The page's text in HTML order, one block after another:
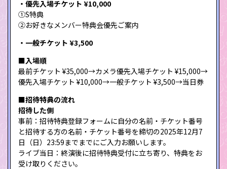
・優先入場チケット ¥10,000
①S特典
②お好きなメンバー特典会優先ご案内
・一般チケット ¥3,500
■入場順
最前チケット ¥35,000→カメラ優先入場チケット ¥15,000→
優先入場チケット ¥10,000→一般チケット ¥3,500→当日券
■招待特典の流れ
招待した側
事前：招待特典登録フォームに自分の名前・チケット番号
と招待する方の名前・チケット番号を締切の2025年12月7
日（日）23:59までまでにご入力お願いします。
ライブ当日：終演後に招待特典受付に立ち寄り、特典をお
受け取りください。